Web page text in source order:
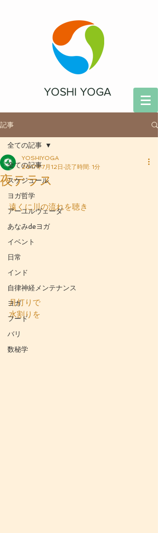
YOSHI YOGA
記事
全ての記事
スケジュール
ヨガ哲学
アーユルヴェーダ
あなみdeヨガ
イベント
日常
インド
自律神経メンテナンス
ヨガ
フード
バリ
数秘学
全ての記事
夜テラス
YOSHIYOGA
2017年7月12日 読了時間: 1分
遠くに川の流れを聴き
月灯りで
水割りを